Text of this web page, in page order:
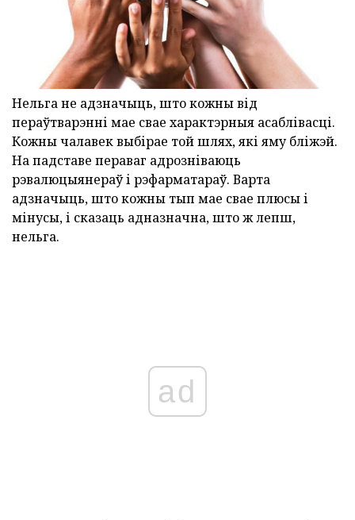
Нельга не адзначыць, што кожны від
пераўтварэнні мае свае характэрныя асаблівасці.
Кожны чалавек выбірае той шлях, які яму бліжэй.
На падставе пераваг адрозніваюць
рэвалюцыянераў і рэфарматараў. Варта
адзначыць, што кожны тып мае свае плюсы і
мінусы, і сказаць адназначна, што ж лепш,
нельга.
ad